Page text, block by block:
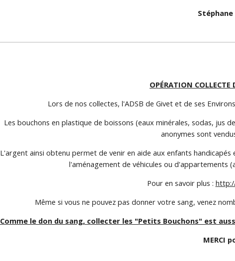
Stéphane
OPÉRATION COLLECTE
Lors de nos collectes, l'ADSB de Givet et de ses
Les bouchons en plastique de boissons (eaux minérales, sodas, jus
anonymes sont
L'argent ainsi obtenu permet de venir en aide aux enfants
l'aménagement de véhicules ou d'appartements
Pour en savoir plus :
Même si vous ne pouvez pas donner votre sang, venez
Comme le don du sang, collecter les "Petits Bouchons" est
MERCI